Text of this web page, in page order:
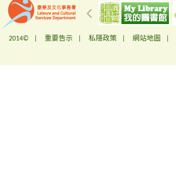
2014© | 重要告示 私隱政策 網站地圖